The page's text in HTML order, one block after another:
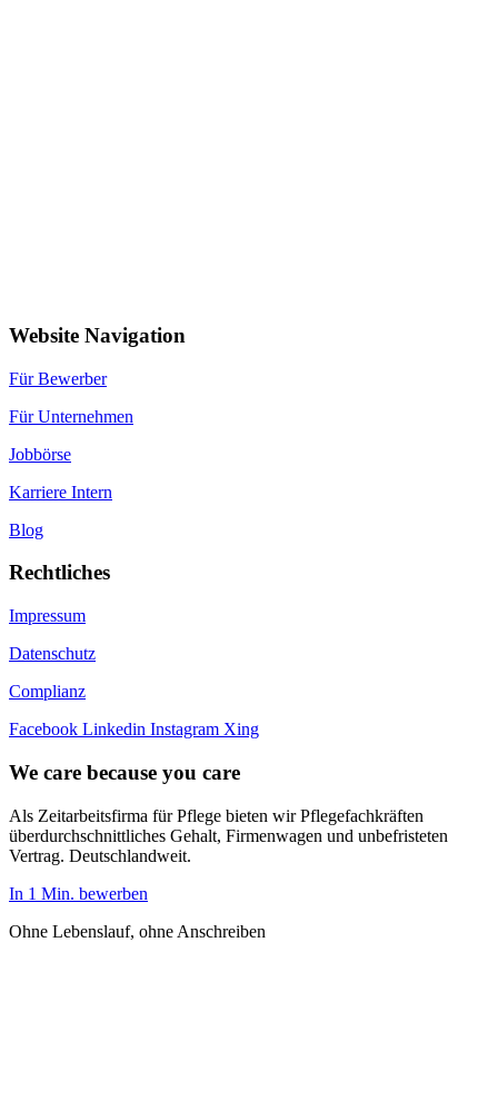
Website Navigation
Für Bewerber
Für Unternehmen
Jobbörse
Karriere Intern
Blog
Rechtliches
Impressum
Datenschutz
Complianz
Facebook Linkedin Instagram Xing
We care because you care
Als Zeitarbeitsfirma für Pflege bieten wir Pflegefachkräften
überdurchschnittliches Gehalt, Firmenwagen und unbefristeten
Vertrag. Deutschlandweit.
In 1 Min. bewerben
Ohne Lebenslauf, ohne Anschreiben